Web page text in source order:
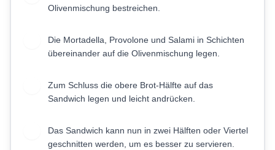
Olivenmischung bestreichen.
Die Mortadella, Provolone und Salami in Schichten
übereinander auf die Olivenmischung legen.
Zum Schluss die obere Brot-Hälfte auf das
Sandwich legen und leicht andrücken.
Das Sandwich kann nun in zwei Hälften oder Viertel
geschnitten werden, um es besser zu servieren.